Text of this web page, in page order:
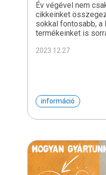
Év végével nem
cikkeinket
sokkal fontosabb, a
termékeinket is
2023.12.27
információ